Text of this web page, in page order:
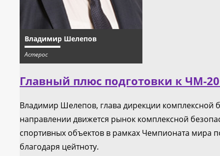
Владимир Шелепов
Астерос
Главный плюс подготовки к ЧМ-
Владимир Шелепов, глава дирекции комплексной
направлении движется рынок комплексной
спортивных объектов в рамках Чемпионата мира
благодаря цейтноту.